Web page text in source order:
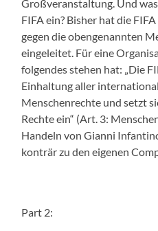
Großveranstaltung. Und
FIFA ein? Bisher hat die
gegen die obengenannten
eingeleitet. Für eine
folgendes stehen hat: „Die
Einhaltung aller
Menschenrechte und setzt
Rechte ein“ (Art. 3:
Handeln von Gianni
konträr zu den eigenen
Part 2: